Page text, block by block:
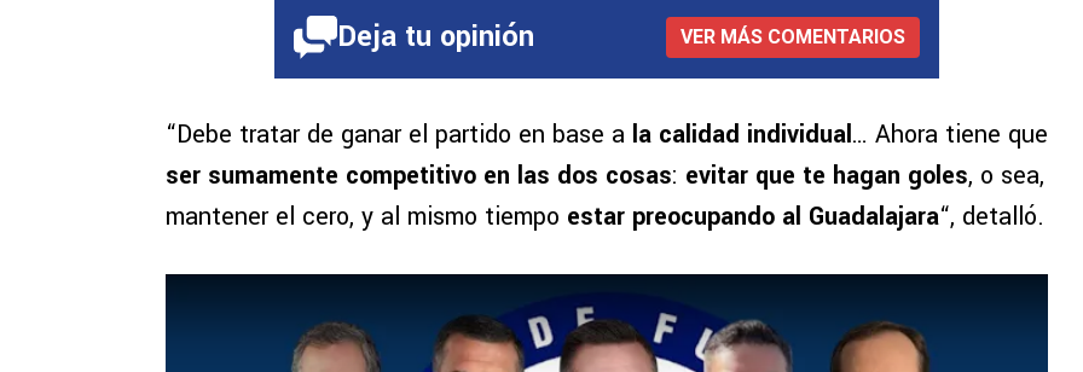
Deja tu opinión VER MÁS COMENTARIOS
“Debe tratar de ganar el partido en base a la calidad individual… Ahora tiene que
ser sumamente competitivo en las dos cosas: evitar que te hagan goles, o sea,
mantener el cero, y al mismo tiempo estar preocupando al Guadalajara“, detalló.